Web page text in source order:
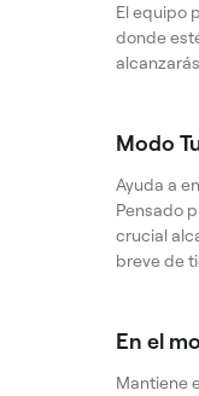
El equipo
donde
Modo
Ayuda a
Pensado
crucial
breve de
En el
Mantiene